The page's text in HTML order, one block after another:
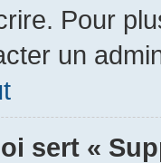
Pour
un
sert «